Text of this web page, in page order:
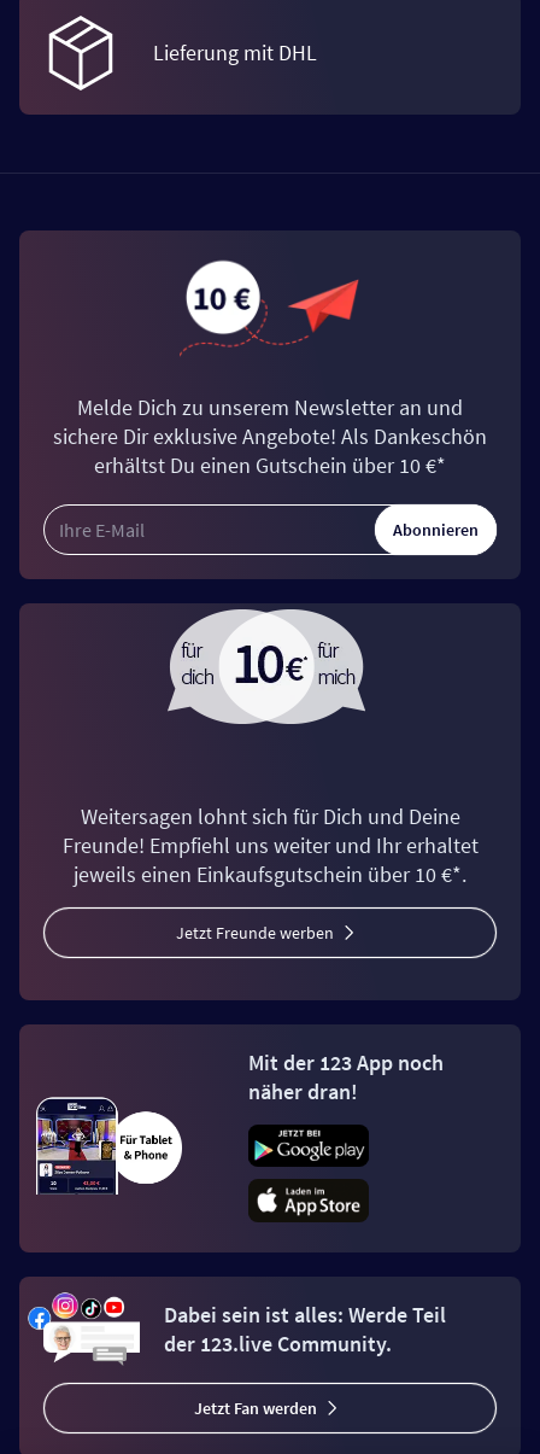
Lieferung mit DHL
Melde Dich zu unserem Newsletter an und
sichere Dir exklusive Angebote! Als Dankeschön
erhältst Du einen Gutschein über 10 €*
Abonnieren
Weitersagen lohnt sich für Dich und Deine
Freunde! Empfiehl uns weiter und Ihr erhaltet
jeweils einen Einkaufsgutschein über 10 €*.
Jetzt Freunde werben
Mit der 123 App noch
näher dran!
Dabei sein ist alles: Werde Teil
der 123.live Community.
Jetzt Fan werden